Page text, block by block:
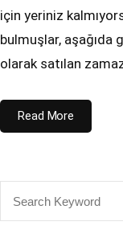
için yeriniz
bulmuşlar, aşağıda
olarak satılan
Read More